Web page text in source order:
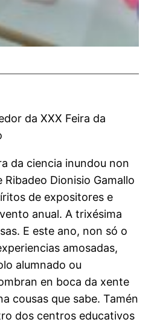
da XXX Feira da
da ciencia inundou non
Ribadeo Dionisio Gamallo
de expositores e
anual. A trixésima
E este ano, non só o
amosadas,
alumnado ou
en boca da xente
cousas que sabe. Tamén
dos centros educativos